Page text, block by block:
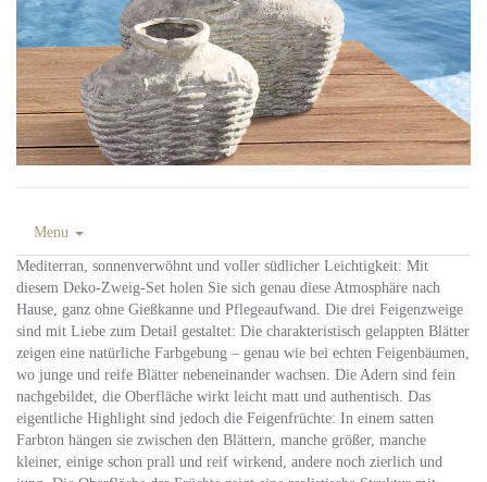
Menu
Mediterran, sonnenverwöhnt und voller südlicher Leichtigkeit: Mit
diesem Deko-Zweig-Set holen Sie sich genau diese Atmosphäre nach
Hause, ganz ohne Gießkanne und Pflegeaufwand. Die drei Feigenzweige
sind mit Liebe zum Detail gestaltet: Die charakteristisch gelappten Blätter
zeigen eine natürliche Farbgebung – genau wie bei echten Feigenbäumen,
wo junge und reife Blätter nebeneinander wachsen. Die Adern sind fein
nachgebildet, die Oberfläche wirkt leicht matt und authentisch. Das
eigentliche Highlight sind jedoch die Feigenfrüchte: In einem satten
Farbton hängen sie zwischen den Blättern, manche größer, manche
kleiner, einige schon prall und reif wirkend, andere noch zierlich und